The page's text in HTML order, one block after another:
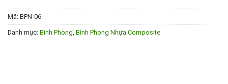
Mã: BPN-06
Danh mục: Bình Phong, Bình Phong Nhựa Composite